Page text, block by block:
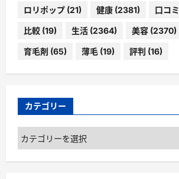
ロリポップ (21) 健康 (2381) 口コミ
比較 (19) 生活 (2364) 美容 (2370)
育毛剤 (65) 薄毛 (19) 評判 (16)
カテゴリー
カ
テ
ゴ